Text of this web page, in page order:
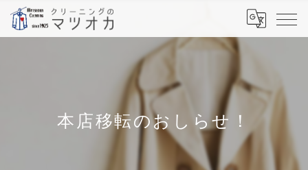
本店移転のおしらせ！